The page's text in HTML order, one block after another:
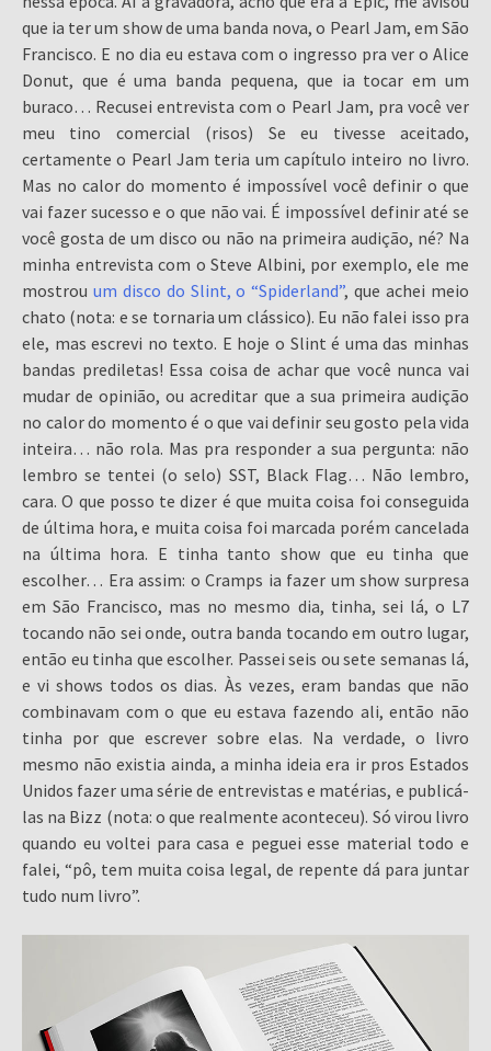
que ia ter um show de uma banda nova, o Pearl Jam, em São
Francisco. E no dia eu estava com o ingresso pra ver o Alice
Donut, que é uma banda pequena, que ia tocar em um
buraco… Recusei entrevista com o Pearl Jam, pra você ver
meu tino comercial (risos) Se eu tivesse aceitado,
certamente o Pearl Jam teria um capítulo inteiro no livro.
Mas no calor do momento é impossível você definir o que
vai fazer sucesso e o que não vai. É impossível definir até se
você gosta de um disco ou não na primeira audição, né? Na
minha entrevista com o Steve Albini, por exemplo, ele me
mostrou um disco do Slint, o “Spiderland”, que achei meio
chato (nota: e se tornaria um clássico). Eu não falei isso pra
ele, mas escrevi no texto. E hoje o Slint é uma das minhas
bandas prediletas! Essa coisa de achar que você nunca vai
mudar de opinião, ou acreditar que a sua primeira audição
no calor do momento é o que vai definir seu gosto pela vida
inteira… não rola. Mas pra responder a sua pergunta: não
lembro se tentei (o selo) SST, Black Flag… Não lembro,
cara. O que posso te dizer é que muita coisa foi conseguida
de última hora, e muita coisa foi marcada porém cancelada
na última hora. E tinha tanto show que eu tinha que
escolher… Era assim: o Cramps ia fazer um show surpresa
em São Francisco, mas no mesmo dia, tinha, sei lá, o L7
tocando não sei onde, outra banda tocando em outro lugar,
então eu tinha que escolher. Passei seis ou sete semanas lá,
e vi shows todos os dias. Às vezes, eram bandas que não
combinavam com o que eu estava fazendo ali, então não
tinha por que escrever sobre elas. Na verdade, o livro
mesmo não existia ainda, a minha ideia era ir pros Estados
Unidos fazer uma série de entrevistas e matérias, e publicá-
las na Bizz (nota: o que realmente aconteceu). Só virou livro
quando eu voltei para casa e peguei esse material todo e
falei, “pô, tem muita coisa legal, de repente dá para juntar
tudo num livro”.